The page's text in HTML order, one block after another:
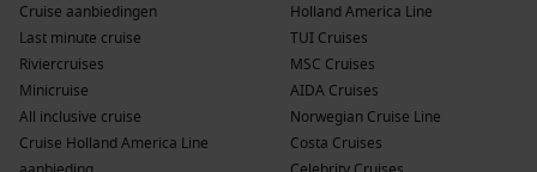
Cruise aanbiedingen
Last minute cruise
Riviercruises
Minicruise
All inclusive cruise
Cruise Holland America Line
Holland America Line
TUI Cruises
MSC Cruises
AIDA Cruises
Norwegian Cruise Line
Costa Cruises